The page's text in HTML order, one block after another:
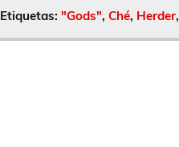
Etiquetas: "Gods", Ché, Herder,